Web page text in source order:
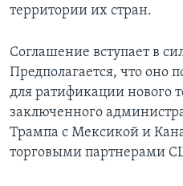
территории их стран.
Соглашение вступает в
Предполагается, что оно
для ратификации нового
заключенного
Трампа с Мексикой и
торговыми партнерами